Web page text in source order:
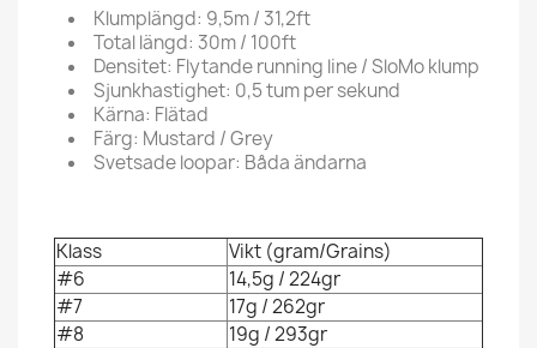
Klumplängd: 9,5m / 31,2ft
Total längd: 30m / 100ft
Densitet: Flytande running line / SloMo klump
Sjunkhastighet: 0,5 tum per sekund
Kärna: Flätad
Färg: Mustard / Grey
Svetsade loopar: Båda ändarna
Klass
Vikt (gram/Grains)
#6
14,5g / 224gr
#7
17g / 262gr
#8
19g / 293gr